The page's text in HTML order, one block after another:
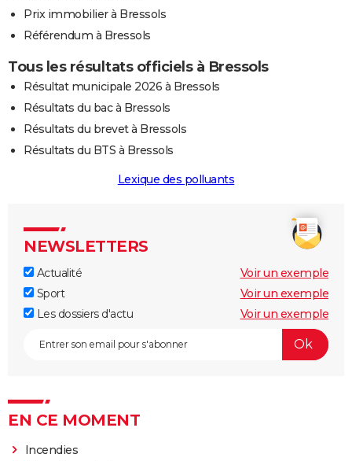
Prix immobilier à Bressols
Référendum à Bressols
Tous les résultats officiels à Bressols
Résultat municipale 2026 à Bressols
Résultats du bac à Bressols
Résultats du brevet à Bressols
Résultats du BTS à Bressols
Lexique des polluants
NEWSLETTERS
Actualité
Voir un exemple
Sport
Voir un exemple
Les dossiers d'actu
Voir un exemple
EN CE MOMENT
Incendies